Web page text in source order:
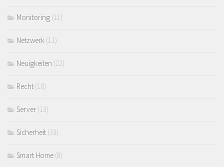
Monitoring (11)
Netzwerk (11)
Neuigkeiten (22)
Recht (10)
Server (13)
Sicherheit (33)
Smart Home (8)